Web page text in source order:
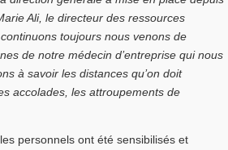
Ali, le directeur des ressources
toujours nous venons de
de notre médecin d’entreprise qui nous
à savoir les distances qu’on doit
accolades, les attroupements de
personnels ont été sensibilisés et